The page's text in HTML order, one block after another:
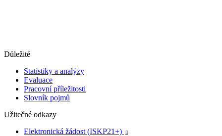
Důležité
Statistiky a analýzy
Evaluace
Pracovní příležitosti
Slovník pojmů
Užitečné odkazy
Elektronická žádost (ISKP21+)
